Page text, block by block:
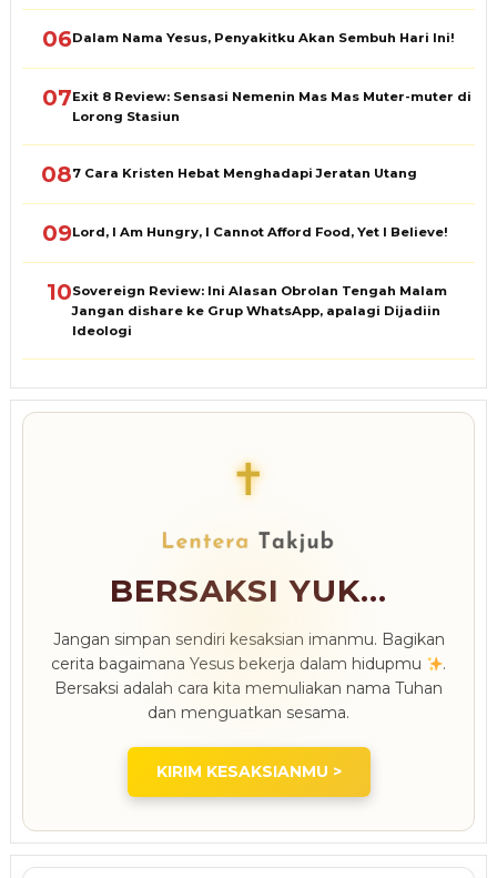
06Dalam Nama Yesus, Penyakitku Akan Sembuh Hari Ini!
07Exit 8 Review: Sensasi Nemenin Mas Mas Muter-muter di
Lorong Stasiun
087 Cara Kristen Hebat Menghadapi Jeratan Utang
09Lord, I Am Hungry, I Cannot Afford Food, Yet I Believe!
10Sovereign Review: Ini Alasan Obrolan Tengah Malam
Jangan dishare ke Grup WhatsApp, apalagi Dijadiin
Ideologi
✝
BERSAKSI YUK...
Jangan simpan sendiri kesaksian imanmu. Bagikan
cerita bagaimana Yesus bekerja dalam hidupmu
.
Bersaksi adalah cara kita memuliakan nama Tuhan
dan menguatkan sesama.
KIRIM KESAKSIANMU >